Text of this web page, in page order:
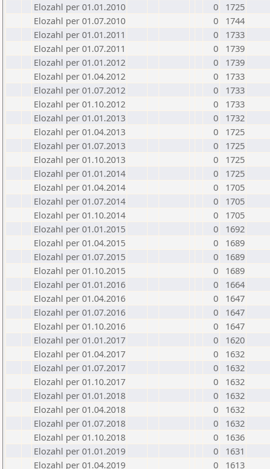
Elozahl per 01.01.2010
0
1725
Elozahl per 01.07.2010
0
1744
Elozahl per 01.01.2011
0
1733
Elozahl per 01.07.2011
0
1739
Elozahl per 01.01.2012
0
1739
Elozahl per 01.04.2012
0
1733
Elozahl per 01.07.2012
0
1733
Elozahl per 01.10.2012
0
1733
Elozahl per 01.01.2013
0
1732
Elozahl per 01.04.2013
0
1725
Elozahl per 01.07.2013
0
1725
Elozahl per 01.10.2013
0
1725
Elozahl per 01.01.2014
0
1725
Elozahl per 01.04.2014
0
1705
Elozahl per 01.07.2014
0
1705
Elozahl per 01.10.2014
0
1705
Elozahl per 01.01.2015
0
1692
Elozahl per 01.04.2015
0
1689
Elozahl per 01.07.2015
0
1689
Elozahl per 01.10.2015
0
1689
Elozahl per 01.01.2016
0
1664
Elozahl per 01.04.2016
0
1647
Elozahl per 01.07.2016
0
1647
Elozahl per 01.10.2016
0
1647
Elozahl per 01.01.2017
0
1620
Elozahl per 01.04.2017
0
1632
Elozahl per 01.07.2017
0
1632
Elozahl per 01.10.2017
0
1632
Elozahl per 01.01.2018
0
1632
Elozahl per 01.04.2018
0
1632
Elozahl per 01.07.2018
0
1632
Elozahl per 01.10.2018
0
1636
Elozahl per 01.01.2019
0
1631
Elozahl per 01.04.2019
0
1613